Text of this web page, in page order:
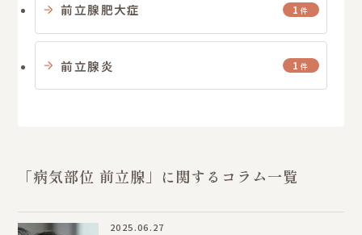
前立腺肥大症 1 件
前立腺炎 1 件
「病気部位 前立腺」に関するコラム一覧
2025.06.27